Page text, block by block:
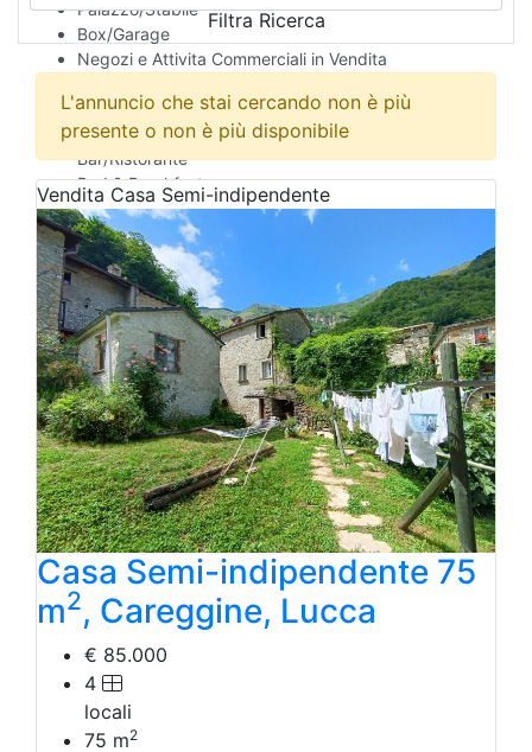
Palazzo/Stabile
Box/Garage
Negozi e Attivita Commerciali in Vendita
Attività/Licenza Commerciale
Azienda Agricola
Bar/Ristorante
Bed & Breakfast
Albergo
Laboratorio Artigianale
Negozio/locale commerciale
Agriturismo
Magazzini
Capannoni
Uffici
Terreni in Vendita
Qualsiasi
Terreno edificabile
Terreno
Filtra Ricerca
L'annuncio che stai cercando non è più
presente o non è più disponibile
Vendita Casa Semi-indipendente
Casa Semi-indipendente 75
m2, Careggine, Lucca
€ 85.000
4
locali
75 m2